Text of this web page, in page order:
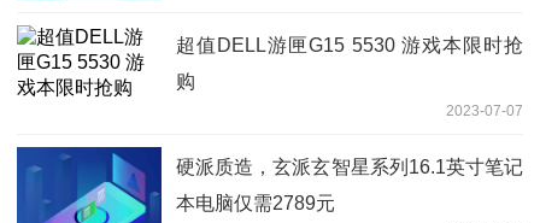
超值DELL游匣G15 5530 游戏本限时抢
购
2023-07-07
硬派质造，玄派玄智星系列16.1英寸笔记
本电脑仅需2789元